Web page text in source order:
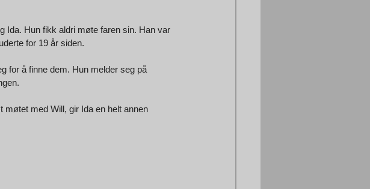
Ida. Hun fikk aldri møte faren sin. Han var
for 19 år siden.
for å finne dem. Hun melder seg på
med Will, gir Ida en helt annen